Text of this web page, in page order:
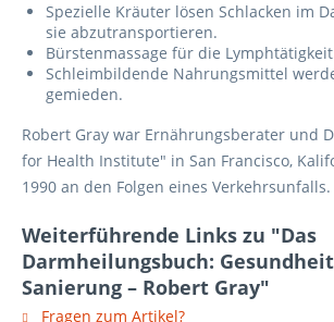
Spezielle Kräuter lösen Schlacken im
sie abzutransportieren.
Bürstenmassage für die
Schleimbildende Nahrungsmittel
gemieden.
Robert Gray war Ernährungsberater und
for Health Institute" in San Francisco,
1990 an den Folgen eines Verkehrsunfalls.
Weiterführende Links zu "Das
Darmheilungsbuch:
Sanierung – Robert Gray"
Fragen zum Artikel?